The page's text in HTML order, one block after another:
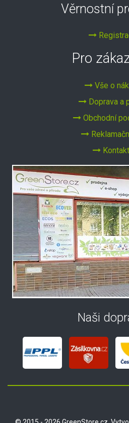
Věrnostní
Pro
Vše o
Doprava a
Obchodní
Naši